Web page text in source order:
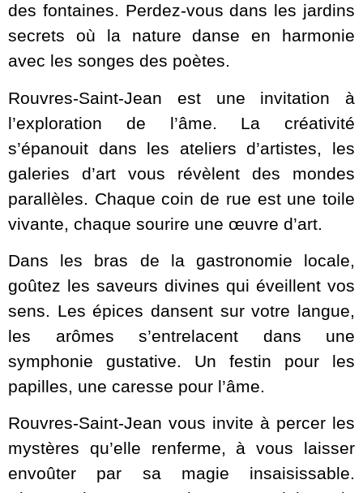
des fontaines. Perdez-vous dans les jardins
secrets où la nature danse en harmonie
avec les songes des poètes.
Rouvres-Saint-Jean est une invitation à
l’exploration de l’âme. La créativité
s’épanouit dans les ateliers d’artistes, les
galeries d’art vous révèlent des mondes
parallèles. Chaque coin de rue est une toile
vivante, chaque sourire une œuvre d’art.
Dans les bras de la gastronomie locale,
goûtez les saveurs divines qui éveillent vos
sens. Les épices dansent sur votre langue,
les arômes s’entrelacent dans une
symphonie gustative. Un festin pour les
papilles, une caresse pour l’âme.
Rouvres-Saint-Jean vous invite à percer les
mystères qu’elle renferme, à vous laisser
envoûter par sa magie insaisissable.